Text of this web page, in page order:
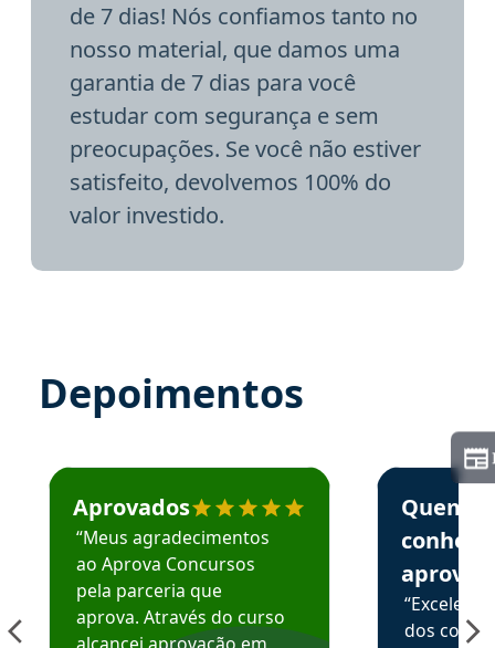
de 7 dias! Nós confiamos tanto no
nosso material, que damos uma
garantia de 7 dias para você
estudar com segurança e sem
preocupações. Se você não estiver
satisfeito, devolvemos 100% do
valor investido.
Depoimentos
Estudante José recomenda o Aprova Concursos em
Aprovados
“Meus agradecimentos
ao Aprova Concursos
pela parceria que
aprova. Através do curso
Estudante
Quem
aprova
dos